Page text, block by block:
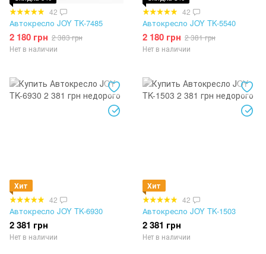
42
Автокресло JOY TK-7485
2 180 грн 2 383 грн
Нет в наличии
42
Автокресло JOY TK-5540
2 180 грн 2 381 грн
Нет в наличии
Хит
42
Автокресло JOY TK-6930
2 381 грн
Нет в наличии
Хит
42
Автокресло JOY TK-1503
2 381 грн
Нет в наличии